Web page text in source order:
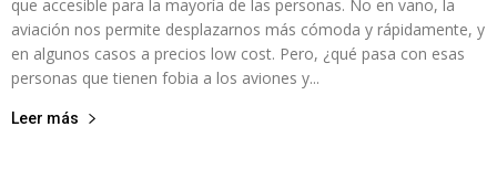
que accesible para la mayoría de las personas. No en vano, la
aviación nos permite desplazarnos más cómoda y rápidamente, y
en algunos casos a precios low cost. Pero, ¿qué pasa con esas
personas que tienen fobia a los aviones y...
Leer más